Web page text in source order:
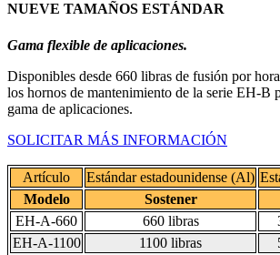
NUEVE TAMAÑOS ESTÁNDAR
Gama flexible de aplicaciones.
Disponibles desde 660 libras de fusión por
los hornos de mantenimiento de la serie EH-B
gama de aplicaciones.
SOLICITAR MÁS INFORMACIÓN
Artículo Estándar estadounidense (Al)
Modelo
Sostener
EH-A-660
660 libras
EH-A-1100
1100 libras